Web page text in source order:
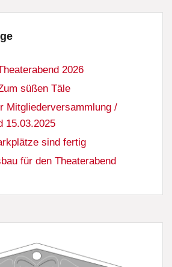
2026
süßen Täle
Mitgliederversammlung /
15.03.2025
sind fertig
für den Theaterabend